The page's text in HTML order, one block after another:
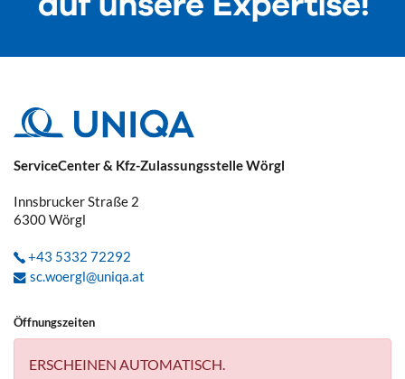
ServiceCenter & Kfz-Zulassungsstelle Wörgl
Innsbrucker Straße 2
6300Wörgl
+43 5332 72292
sc.woergl@uniqa.at
Öffnungszeiten
ERSCHEINEN AUTOMATISCH.